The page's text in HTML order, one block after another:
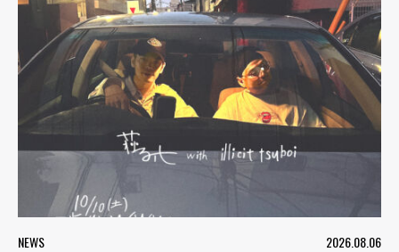
NEWS 2026.08.06